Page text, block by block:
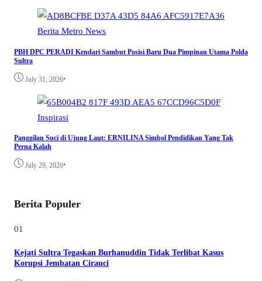
Berita Metro News
PBH DPC PERADI Kendari Sambut Posisi Baru Dua Pimpinan Utama Polda
Sultra
July 31, 2026•
Inspirasi
Panggilan Suci di Ujung Laut: ERNILINA Simbol Pendidikan Yang Tak
Perna Kalah
July 29, 2026•
Berita Populer
01
Kejati Sultra Tegaskan Burhanuddin Tidak Terlibat Kasus
Korupsi Jembatan Cirauci